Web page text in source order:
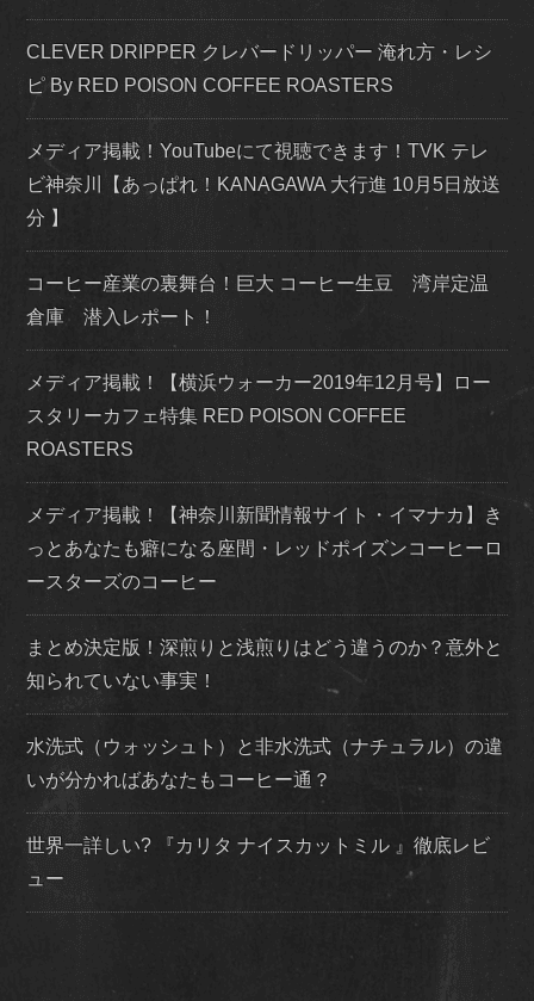
CLEVER DRIPPER クレバードリッパー 淹れ方・レシ
ピ By RED POISON COFFEE ROASTERS
メディア掲載！YouTubeにて視聴できます！TVK テレ
ビ神奈川【あっぱれ！KANAGAWA 大行進 10月5日放送
分 】
コーヒー産業の裏舞台！巨大 コーヒー生豆 湾岸定温
倉庫 潜入レポート！
メディア掲載！【横浜ウォーカー2019年12月号】ロー
スタリーカフェ特集 RED POISON COFFEE
ROASTERS
メディア掲載！【神奈川新聞情報サイト・イマナカ】き
っとあなたも癖になる座間・レッドポイズンコーヒーロ
ースターズのコーヒー
まとめ決定版！深煎りと浅煎りはどう違うのか？意外と
知られていない事実！
水洗式（ウォッシュト）と非水洗式（ナチュラル）の違
いが分かればあなたもコーヒー通？
世界一詳しい? 『カリタ ナイスカットミル 』徹底レビ
ュー